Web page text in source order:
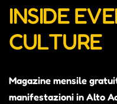
INSIDE
CULTURE
Magazine mensile
manifestazioni in Alto